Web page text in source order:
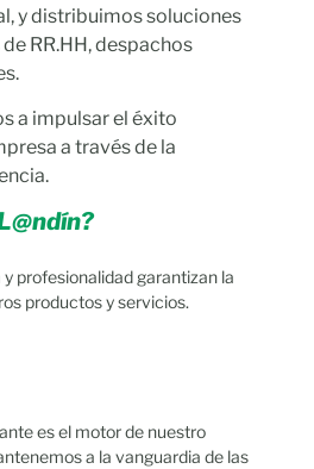
y distribuimos soluciones
RR.HH, despachos
a impulsar el éxito
a través de la
profesionalidad garantizan la
productos y servicios.
es el motor de nuestro
a la vanguardia de las